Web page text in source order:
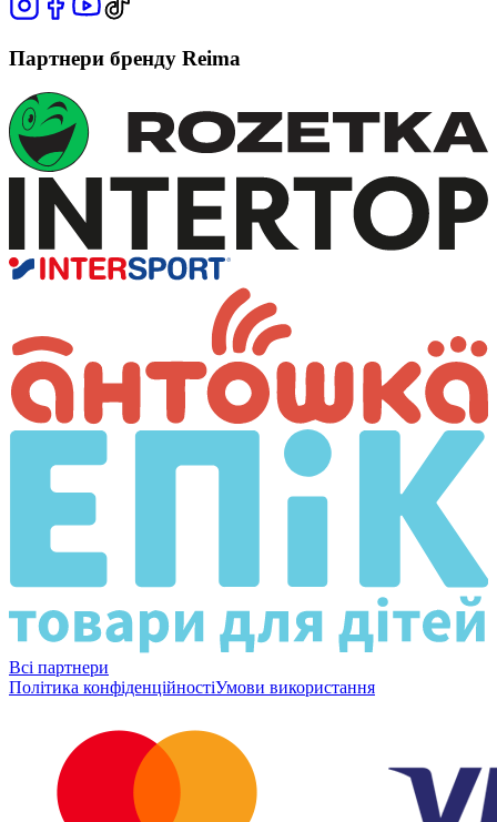
Партнери бренду Reima
Всі партнери
Політика конфіденційностіУмови використання